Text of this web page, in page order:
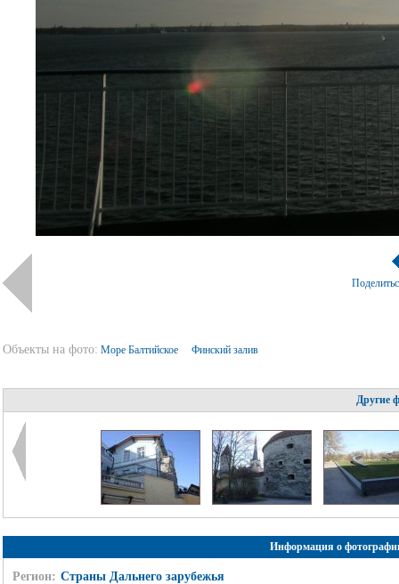
Объекты на фото: Море Балтийское Финский залив
Другие
Информация о
Регион: Страны Дальнего зарубежья